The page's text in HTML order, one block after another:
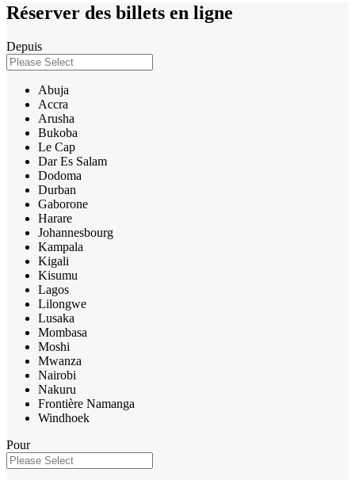
Réserver des billets en ligne
Depuis
Abuja
Accra
Arusha
Bukoba
Le Cap
Dar Es Salam
Dodoma
Durban
Gaborone
Harare
Johannesbourg
Kampala
Kigali
Kisumu
Lagos
Lilongwe
Lusaka
Mombasa
Moshi
Mwanza
Nairobi
Nakuru
Frontière Namanga
Windhoek
Pour